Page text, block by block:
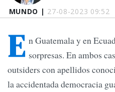
MUNDO | 27-08-2023 09:52
E n Guatemala y en
sorpresas. En ambos
outsiders con apellidos
la accidentada democracia